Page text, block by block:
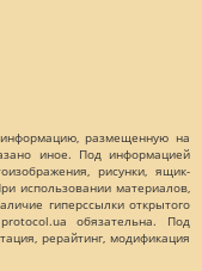
размещенную на
иное. Под информацией
рисунки, ящик-
использовании материалов,
гиперссылки открытого
обязательна. Под
рерайтинг, модификация